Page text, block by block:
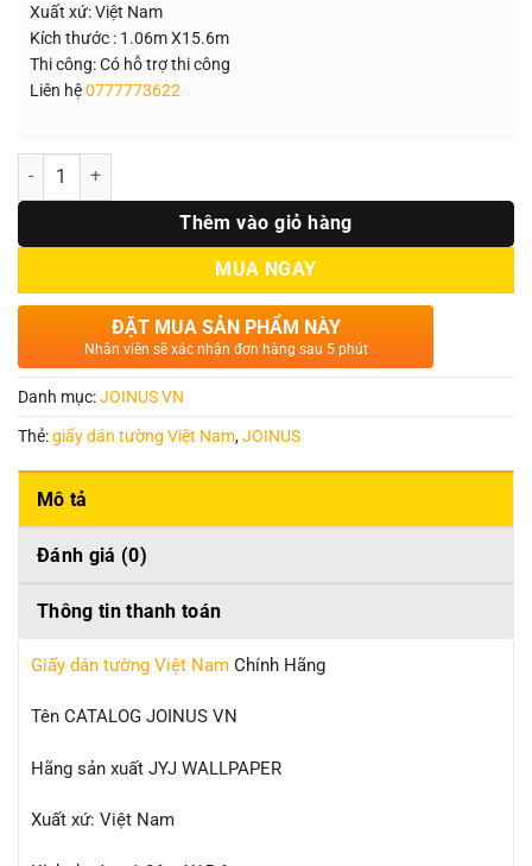
Xuất xứ: Việt Nam
Kích thước : 1.06m X15.6m
Thi công: Có hỗ trợ thi công
Liên hệ0777773622
Số lượng
Thêm vào giỏ hàng
MUA NGAY
ĐẶT MUA SẢN PHẨM NÀY
Nhân viên sẽ xác nhận đơn hàng sau 5 phút
Danh mục:JOINUS VN
Thẻ:giấy dán tường Việt Nam,JOINUS
Mô tả
Đánh giá (0)
Thông tin thanh toán
Giấy dán tường Việt Nam Chính Hãng
Tên CATALOG JOINUS VN
Hãng sản xuất JYJ WALLPAPER
Xuất xứ: Việt Nam